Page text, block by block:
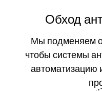
Обход
Мы подменяем
чтобы системы
автоматизацию